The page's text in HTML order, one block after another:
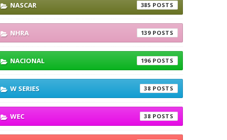
NASCAR 385
NHRA 139
NACIONAL 196
W SERIES 38
WEC 38